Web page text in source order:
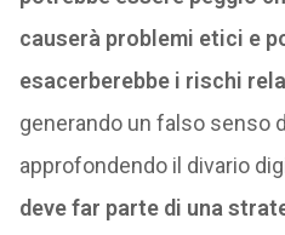
causerà problemi etici e
esacerberebbe i rischi
generando un falso senso
approfondendo il divario
deve far parte di una